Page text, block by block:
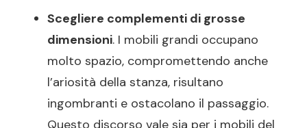
Scegliere complementi di grosse
dimensioni. I mobili grandi occupano
molto spazio, compromettendo anche
l’ariosità della stanza, risultano
ingombranti e ostacolano il passaggio.